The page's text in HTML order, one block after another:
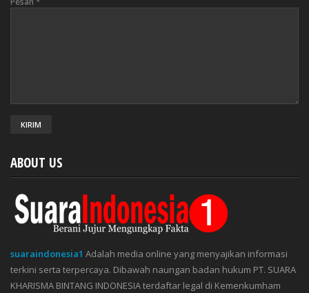
ABOUT US
suaraindonesia1 Adalah media online yang menyajikan informasi
terkini serta terpercaya. Dibawah naungan badan hukum PT. SUARA
KHARISMA BINTANG INDONESIA terdaftar legal di Kemenkumham